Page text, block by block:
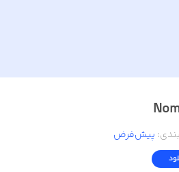
: پیش‌فرض